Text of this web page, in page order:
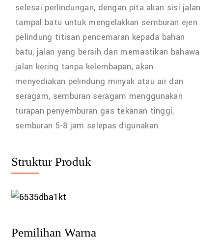
selesai perlindungan, dengan pita akan sisi jalan
tampal batu untuk mengelakkan semburan ejen
pelindung titisan pencemaran kepada bahan
batu, jalan yang bersih dan memastikan bahawa
jalan kering tanpa kelembapan, akan
menyediakan pelindung minyak atau air dan
seragam, semburan seragam menggunakan
turapan penyemburan gas tekanan tinggi,
semburan 5-8 jam selepas digunakan.
Struktur Produk
Pemilihan Warna